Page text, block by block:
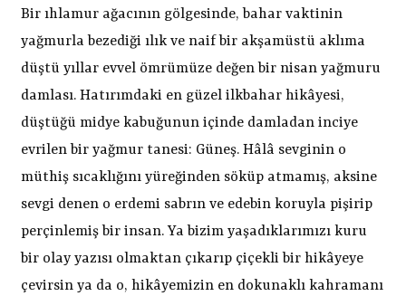
Bir ıhlamur ağacının gölgesinde, bahar vaktinin
yağmurla bezediği ılık ve naif bir akşamüstü aklıma
düştü yıllar evvel ömrümüze değen bir nisan yağmuru
damlası. Hatırımdaki en güzel ilkbahar hikâyesi,
düştüğü midye kabuğunun içinde damladan inciye
evrilen bir yağmur tanesi: Güneş. Hâlâ sevginin o
müthiş sıcaklığını yüreğinden söküp atmamış, aksine
sevgi denen o erdemi sabrın ve edebin koruyla pişirip
perçinlemiş bir insan. Ya bizim yaşadıklarımızı kuru
bir olay yazısı olmaktan çıkarıp çiçekli bir hikâyeye
çevirsin ya da o, hikâyemizin en dokunaklı kahramanı